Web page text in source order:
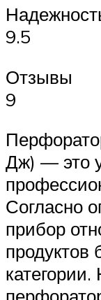
9.5
Отзывы
9
Дж) — это
Согласно
прибор
продуктов